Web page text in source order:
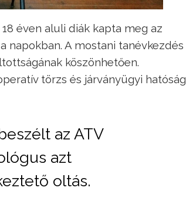
éven aluli diák kapta meg az
napokban. A mostani tanévkezdés
köszönhetően.
törzs és járványügyi hatóság
az ATV
azt
oltás.